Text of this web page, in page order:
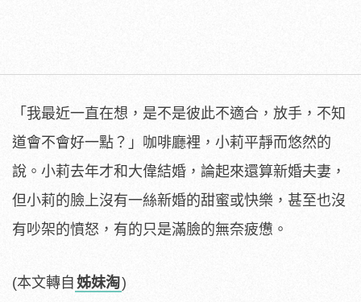
「我最近一直在想，是不是彼此不適合，放手，不知
道會不會好一點？」咖啡廳裡，小莉平靜而悠然的
說。小莉去年才和大偉結婚，論起來還算新婚夫妻，
但小莉的臉上沒有一絲新婚的甜蜜或快樂，甚至也沒
有吵架的憤怒，有的只是滿臉的無奈疲憊。
(本文轉自 姊妹淘)